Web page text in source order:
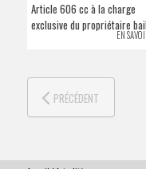
Article 606 cc à la charge
exclusive du propriétaire
EN
PRÉCÉDENT